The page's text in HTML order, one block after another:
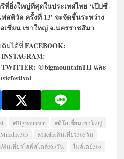
ที่ยิ่งใหญ่ที่สุดในประเทศไทย ‘เป๊ปซี่
สติวัล ครั้งที่ 13’ จะจัดขึ้นระหว่าง
เชี่ยน เขาใหญ่ จ.นครราชสีมา
ติมได้ที่ FACEBOOK:
@bigmountainTH และ
#Bigmountain
#ดิโอเชี่ยนเขาใหญ่
Mileday365
Miledayกินเที่ยว365วัน
ฟินเที่ยวไลฟ์สไตล์365วัน ไมล์เดย์365